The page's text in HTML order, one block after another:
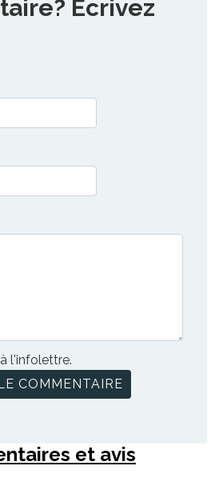
Écrivez
l'infolettre.
et avis